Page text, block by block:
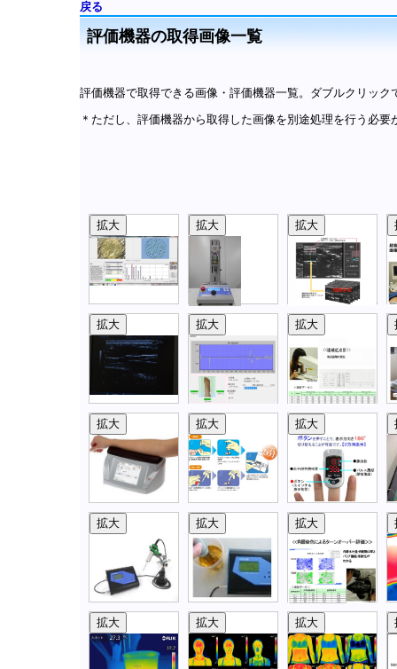
戻る
評価機器の取得画像一覧
評価機器で取得できる画像・評価機器一覧。ダブルクリック
＊ただし、評価機器から取得した画像を別途処理を行う必
拡大 拡大 拡大
拡大 拡大 拡大
拡大 拡大 拡大
拡大 拡大 拡大
拡大 拡大 拡大